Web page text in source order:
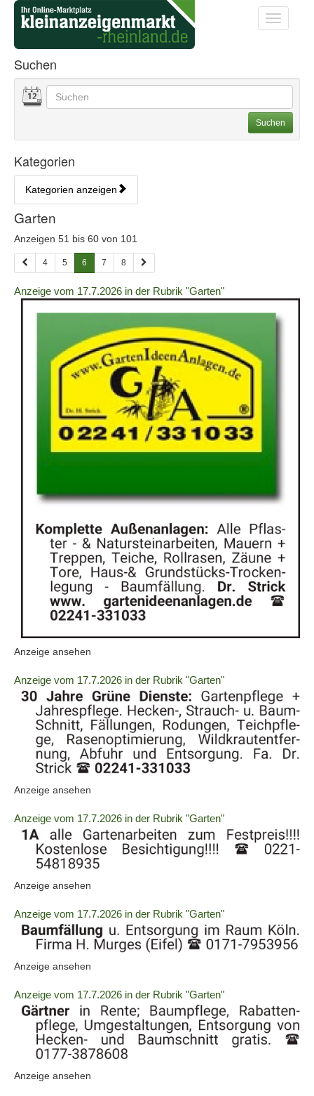
Startseite
Startseite
Toggle
Kategorien & Anzeigen
Suchen
Suchoptionen
Datum Geben Sie hier Ihre Suchbegriffe ein. Sie können
Suchen
Kategorien
Kategorien anzeigen
Rubrik:
Garten
Anzeigen 51 bis 60 von 101
4 5 6 7 8
Details
der
Anzeige vom 17.7.2026 in der Rubrik "Garten"
Anzeige ansehen
Details
der
Anzeige
2060730
anzeigen
Anzeige vom 17.7.2026 in der Rubrik "Garten"
Anzeige ansehen
Details
der
Anzeige
2060739
|
Anzeige vom 17.7.2026 in der Rubrik "Garten"
Anzeige ansehen
Details
der
Anzeige
anzeigen
Info:
Anzeige vom 17.7.2026 in der Rubrik "Garten"
Anzeige ansehen
Details
der
Anzeige
2060748
anzeigen
Info:
Anzeige vom 17.7.2026 in der Rubrik "Garten"
Anzeige ansehen